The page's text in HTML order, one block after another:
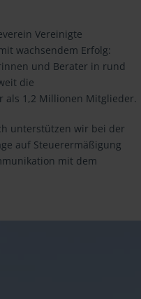
Vereinigte
wachsendem Erfolg:
und Berater in rund
die
als 1,2 Millionen Mitglieder.
unterstützen wir bei der
auf Steuerermäßigung
mit dem